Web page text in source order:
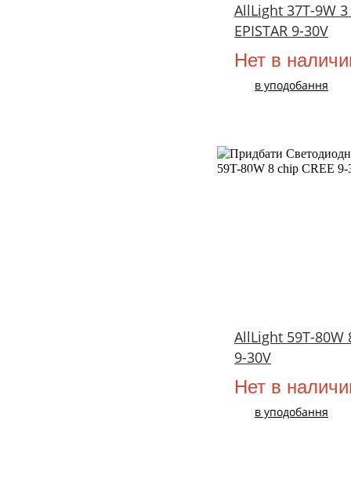
AllLight 37T-9W
EPISTAR 9-30V
Нет в
в уподобання
AllLight 59T-80W
9-30V
Нет в
в уподобання